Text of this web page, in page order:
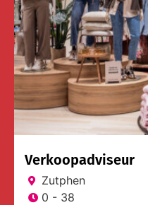
Verkoopadviseur
Zutphen
0 - 38